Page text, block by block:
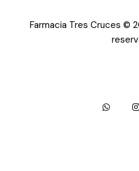
Farmacia Tres Cruces ©